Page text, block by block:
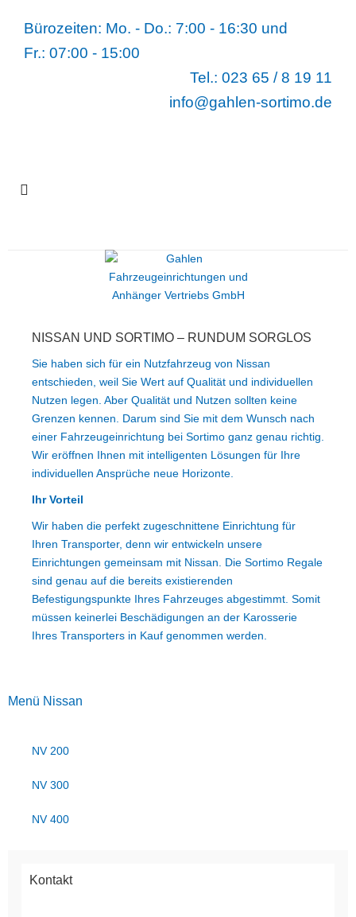
Bürozeiten: Mo. - Do.: 7:00 - 16:30 und
Fr.: 07:00 - 15:00
Tel.: 023 65 / 8 19 11
info@gahlen-sortimo.de
NISSAN UND SORTIMO – RUNDUM SORGLOS
Sie haben sich für ein Nutzfahrzeug von Nissan
entschieden, weil Sie Wert auf Qualität und individuellen
Nutzen legen. Aber Qualität und Nutzen sollten keine
Grenzen kennen. Darum sind Sie mit dem Wunsch nach
einer Fahrzeugeinrichtung bei Sortimo ganz genau richtig.
Wir eröffnen Ihnen mit intelligenten Lösungen für Ihre
individuellen Ansprüche neue Horizonte.
Ihr Vorteil
Wir haben die perfekt zugeschnittene Einrichtung für
Ihren Transporter, denn wir entwickeln unsere
Einrichtungen gemeinsam mit Nissan. Die Sortimo Regale
sind genau auf die bereits existierenden
Befestigungspunkte Ihres Fahrzeuges abgestimmt. Somit
müssen keinerlei Beschädigungen an der Karosserie
Ihres Transporters in Kauf genommen werden.
Menü Nissan
NV 200
NV 300
NV 400
Kontakt